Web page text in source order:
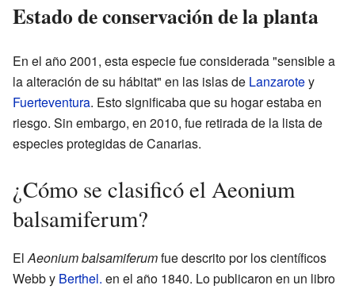
Estado de conservación de la planta
En el año 2001, esta especie fue considerada "sensible a
la alteración de su hábitat" en las islas de Lanzarotey
Fuerteventura. Esto significaba que su hogar estaba en
riesgo. Sin embargo, en 2010, fue retirada de la lista de
especies protegidas de Canarias.
¿Cómo se clasificó el Aeonium
balsamiferum?
ElAeonium balsamiferumfue descrito por los científicos
Webb y Berthel. en el año 1840. Lo publicaron en un libro